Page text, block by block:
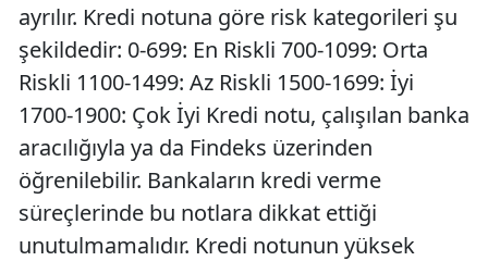
ayrılır. Kredi notuna göre risk kategorileri şu
şekildedir: 0-699: En Riskli 700-1099: Orta
Riskli 1100-1499: Az Riskli 1500-1699: İyi
1700-1900: Çok İyi Kredi notu, çalışılan banka
aracılığıyla ya da Findeks üzerinden
öğrenilebilir. Bankaların kredi verme
süreçlerinde bu notlara dikkat ettiği
unutulmamalıdır. Kredi notunun yüksek